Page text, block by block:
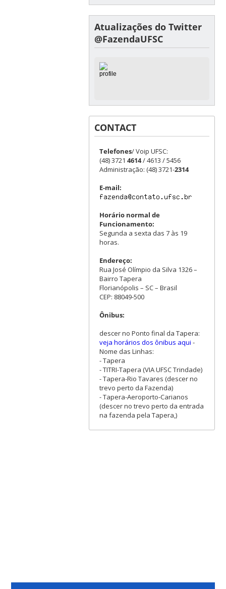
Atualizações do Twitter
@FazendaUFSC
CONTACT
Telefones/ Voip UFSC:
(48) 3721 4614/ 4613 / 5456
Administração: (48) 3721-2314
E-mail:
Horário normal de
Funcionamento:
Segunda a sexta das 7 às 19
horas.
Endereço:
Rua José Olímpio da Silva 1326 –
Bairro Tapera
Florianópolis – SC – Brasil
CEP: 88049-500
Ônibus:
descer no Ponto final da Tapera:
veja horários dos ônibus aqui -
Nome das Linhas:
- Tapera
- TITRI-Tapera (VIA UFSC Trindade)
- Tapera-Rio Tavares (descer no
trevo perto da Fazenda)
- Tapera-Aeroporto-Carianos
(descer no trevo perto da entrada
na fazenda pela Tapera,)